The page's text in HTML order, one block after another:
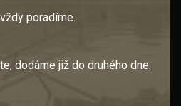
poradíme.
dodáme již do druhého dne.